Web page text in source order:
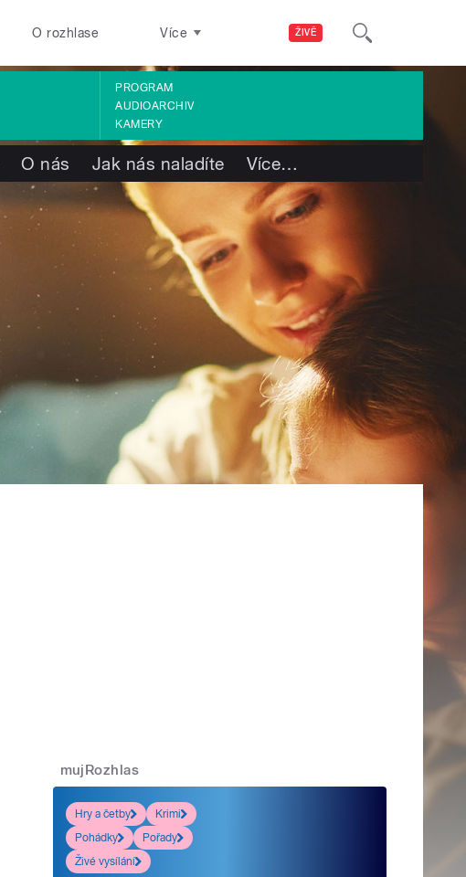
ŽIVĚ
O rozhlase Více
PROGRAM
AUDIOARCHIV
KAMERY
O nás Jak nás naladíte Více…
mujRozhlas
Hry a četby
Krimi
Pohádky
Pořady
Živé vysílání